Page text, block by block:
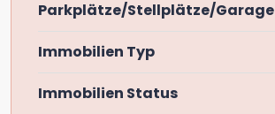
Parkplätze/Stellplätze/Garage
Immobilien Typ
Immobilien Status